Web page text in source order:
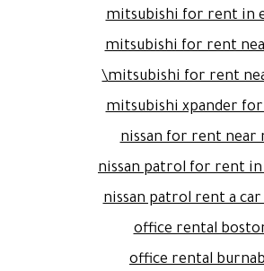
mitsubishi for rent in
mitsubishi for rent
mitsubishi for rent
mitsubishi xpander
nissan for rent near
nissan patrol for rent in
nissan patrol rent a
office rental
office rental